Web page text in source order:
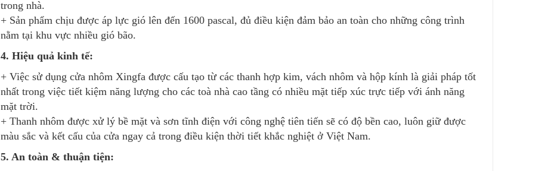
trong nhà.
+ Sản phẩm chịu được áp lực gió lên đến 1600 pascal, đủ điều kiện đảm bảo an toàn cho những công trình
nằm tại khu vực nhiều gió bão.
4. Hiệu quả kinh tế:
+ Việc sử dụng cửa nhôm Xingfa được cấu tạo từ các thanh hợp kim, vách nhôm và hộp kính là giải pháp tốt
nhất trong việc tiết kiệm năng lượng cho các toà nhà cao tầng có nhiều mặt tiếp xúc trực tiếp với ánh năng
mặt trời.
+ Thanh nhôm được xử lý bề mặt và sơn tĩnh điện với công nghệ tiên tiến sẽ có độ bền cao, luôn giữ được
màu sắc và kết cấu của cửa ngay cả trong điều kiện thời tiết khắc nghiệt ở Việt Nam.
5. An toàn & thuận tiện: